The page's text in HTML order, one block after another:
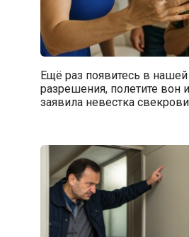
Ещё раз появитесь в нашей
разрешения, полетите вон
заявила невестка свекрови